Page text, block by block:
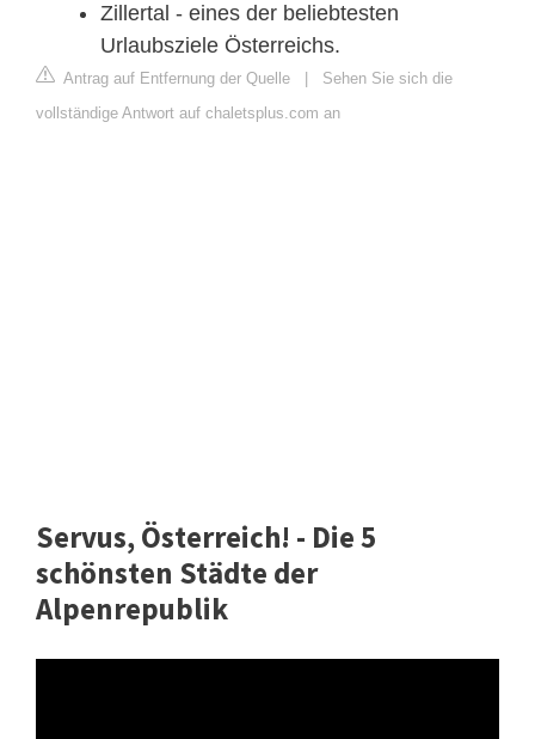
Zillertal - eines der beliebtesten
Urlaubsziele Österreichs.
Antrag auf Entfernung der Quelle
Sehen Sie sich die
vollständige Antwort auf chaletsplus.com an
Servus, Österreich! - Die 5
schönsten Städte der
Alpenrepublik